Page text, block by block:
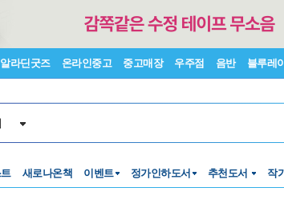
알라딘굿즈 온라인중고 중고매장 우주점 음반 블루레이
새로나온책 이벤트 정가인하도서 추천도서 작